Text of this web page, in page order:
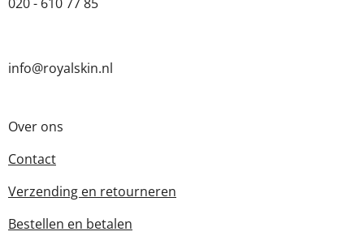
info@royalskin.nl
Over ons
Contact
Verzending en retourneren
Bestellen en betalen